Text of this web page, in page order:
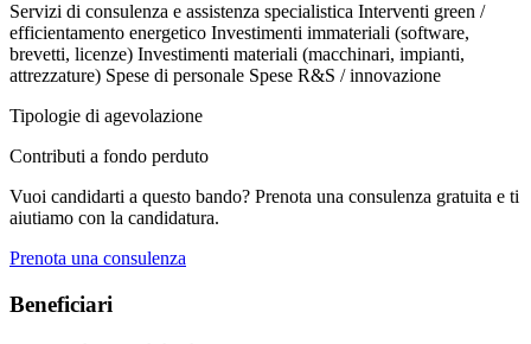
Servizi di consulenza e assistenza specialistica Interventi green /
efficientamento energetico Investimenti immateriali (software,
brevetti, licenze) Investimenti materiali (macchinari, impianti,
attrezzature) Spese di personale Spese R&S / innovazione
Tipologie di agevolazione
Contributi a fondo perduto
Vuoi candidarti a questo bando? Prenota una consulenza gratuita e ti
aiutiamo con la candidatura.
Prenota una consulenza
Beneficiari